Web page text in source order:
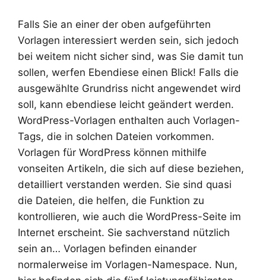
Falls Sie an einer der oben aufgeführten
Vorlagen interessiert werden sein, sich jedoch
bei weitem nicht sicher sind, was Sie damit tun
sollen, werfen Ebendiese einen Blick! Falls die
ausgewählte Grundriss nicht angewendet wird
soll, kann ebendiese leicht geändert werden.
WordPress-Vorlagen enthalten auch Vorlagen-
Tags, die in solchen Dateien vorkommen.
Vorlagen für WordPress können mithilfe
vonseiten Artikeln, die sich auf diese beziehen,
detailliert verstanden werden. Sie sind quasi
die Dateien, die helfen, die Funktion zu
kontrollieren, wie auch die WordPress-Seite im
Internet erscheint. Sie sachverstand nützlich
sein an… Vorlagen befinden einander
normalerweise im Vorlagen-Namespace. Nun,